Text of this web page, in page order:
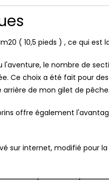
( 10,5 pieds ) , ce qui
l'aventure, le nombre de
Ce choix a été fait pour
de mon gilet de pêche.
offre également
sur internet, modifié pour
dans le 33